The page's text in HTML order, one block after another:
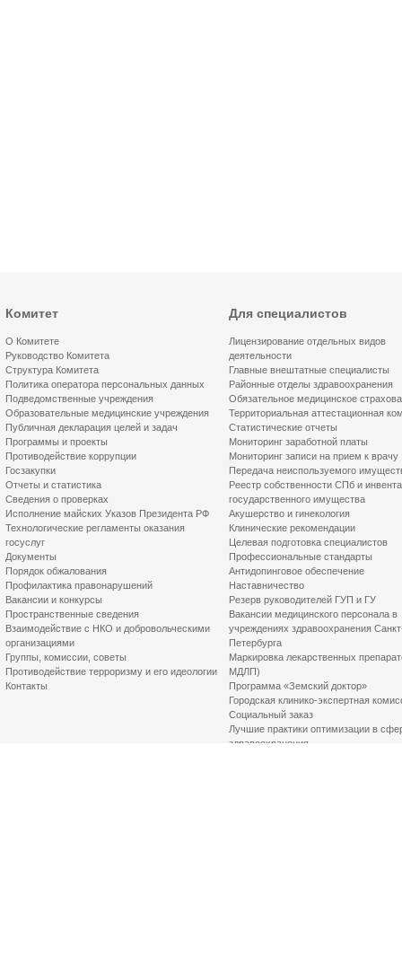
Комитет
О Комитете
Руководство Комитета
Структура Комитета
Политика оператора персональных данных
Подведомственные учреждения
Образовательные медицинские учреждения
Публичная декларация целей и задач
Программы и проекты
Противодействие коррупции
Госзакупки
Отчеты и статистика
Сведения о проверках
Исполнение майских Указов Президента РФ
Технологические регламенты оказания
госуслуг
Документы
Порядок обжалования
Профилактика правонарушений
Вакансии и конкурсы
Пространственные сведения
Взаимодействие с НКО и добровольческими
организациями
Группы, комиссии, советы
Противодействие терроризму и его идеологии
Контакты
Для специалистов
Лицензирование отдельных видов
деятельности
Главные внештатные специалисты
Районные отделы здравоохранения
Обязательное медицинское
Территориальная аттестационная
Статистические отчеты
Мониторинг заработной платы
Мониторинг записи на прием к врачу
Передача неиспользуемого
Реестр собственности СПб и
государственного имущества
Акушерство и гинекология
Клинические рекомендации
Целевая подготовка специалистов
Профессиональные стандарты
Антидопинговое обеспечение
Наставничество
Резерв руководителей ГУП и ГУ
Вакансии медицинского персонала в
учреждениях здравоохранения
Петербурга
Маркировка лекарственных
МДЛП)
Программа «Земский доктор»
Городская клинико-экспертная
Социальный заказ
Лучшие практики оптимизации в
здравоохранения